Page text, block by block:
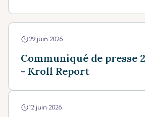
29 juin 2026
Communiqué de presse
- Kroll Report
12 juin 2026